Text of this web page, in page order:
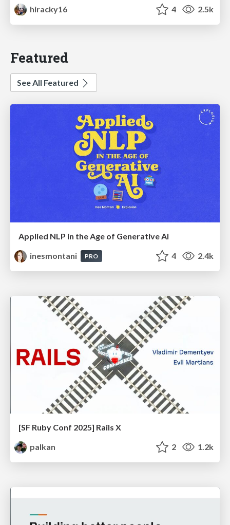
hiracky16 4 2.5k
Featured
See All Featured
Applied NLP in the Age of Generative AI
inesmontani
PRO 4 2.4k
[SF Ruby Conf 2025] Rails X
palkan
2 1.2k